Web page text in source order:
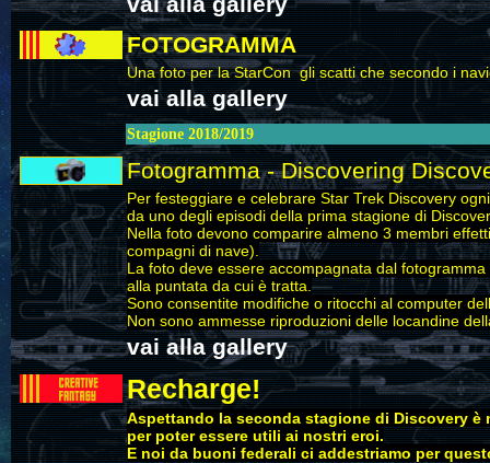
FOTOGRAMMA
Una foto per la StarCon gli scatti che secondo i
vai alla gallery
Stagione 2018/2019
Fotogramma - Discovering
Per festeggiare e celebrare Star Trek Discovery
da uno degli episodi della prima stagione di
Nella foto devono comparire almeno 3 membri
compagni di nave).
La foto deve essere accompagnata dal
alla puntata da cui è tratta.
Sono consentite modifiche o ritocchi al computer
Non sono ammesse riproduzioni delle locandine
vai alla gallery
Recharge!
Aspettando la seconda stagione di Discovery è
per poter essere utili ai nostri eroi.
E noi da buoni federali ci addestriamo per